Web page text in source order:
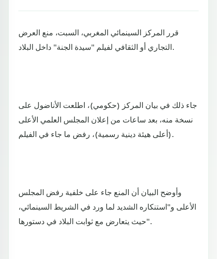
قرر المركز السينمائي المغربي، السبت، منع العرض
التجاري أو الثقافي لفيلم "سيدة الجنة" داخل البلاد.
جاء ذلك في بيان المركز (حكومي)، اطلعت الأناضول على
نسخة منه، بعد ساعات من إعلان المجلس العلمي الأعلى
(أعلى هيئة دينية رسمية)، رفض ما جاء في الفيلم.
وأوضح البيان أن المنع جاء على خلفية رفض المجلس
الأعلى و"استنكاره الشديد لما ورد في الشريط السينمائي،
حيث يتعارض مع ثوابت البلاد في دستورها".